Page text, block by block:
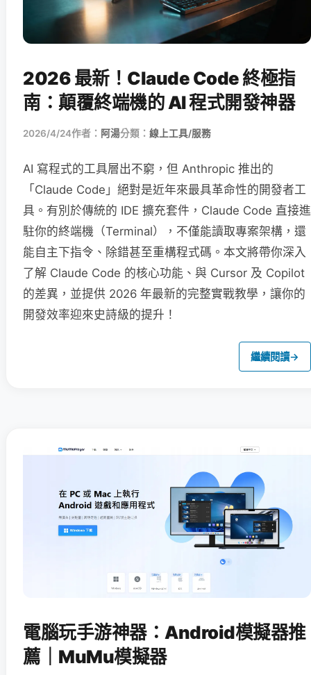
2026 最新！Claude Code 終極指
南：顛覆終端機的 AI 程式開發神器
2026/4/24作者： 阿湯分類： 線上工具/服務
AI 寫程式的工具層出不窮，但 Anthropic 推出的
「Claude Code」絕對是近年來最具革命性的開發者工
具。有別於傳統的 IDE 擴充套件，Claude Code 直接進
駐你的終端機（Terminal），不僅能讀取專案架構，還
能自主下指令、除錯甚至重構程式碼。本文將帶你深入
了解 Claude Code 的核心功能、與 Cursor 及 Copilot
的差異，並提供 2026 年最新的完整實戰教學，讓你的
開發效率迎來史詩級的提升！
繼續閱讀→
電腦玩手游神器：Android模擬器推
薦｜MuMu模擬器